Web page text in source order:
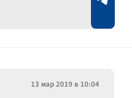
13 мар 2019 в 10:04